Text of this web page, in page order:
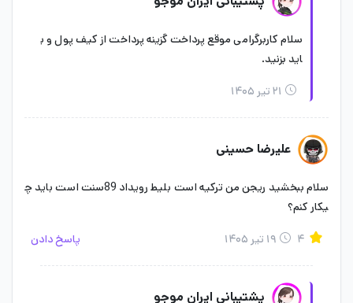
سلام کاربرگرامی موقع پرداخت گزینه پرداخت از کیف پول و ب
اید بزنید.
۲۱ تیر ۱۴۰۵
علیرضا حسینی
سلام ببخشید ریجن من ترکیه است بلیط رویداد 89سنت است باید چ
یکار کنم؟
۱۹ تیر ۱۴۰۵ پاسخ دادن
پشتیبانی ایران موجو